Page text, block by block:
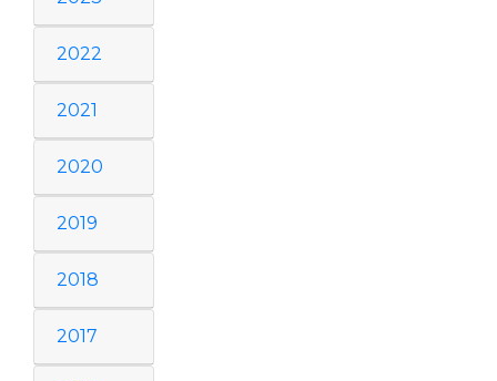
2022
2021
2020
2019
2018
2017